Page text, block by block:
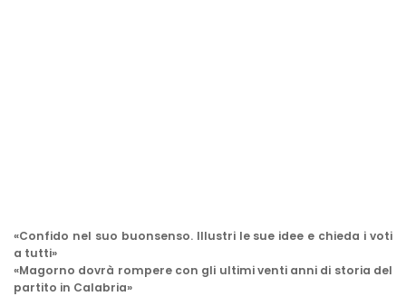
«Confido nel suo buonsenso. Illustri le sue idee e chieda i voti
a tutti»
«Magorno dovrà rompere con gli ultimi venti anni di storia del
partito in Calabria»